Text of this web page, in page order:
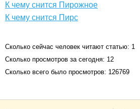
К чему снится Пирожное
К чему снится Пирс
Сколько сейчас человек читают статью: 1
Сколько просмотров за сегодня: 12
Сколько всего было просмотров: 126769